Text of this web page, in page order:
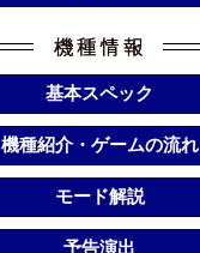
基本スペック
機種紹介・ゲームの流れ
モード解説
予告演出